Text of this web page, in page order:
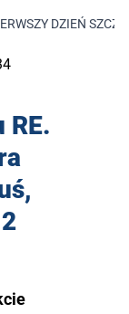
DZIEŃ
RE.